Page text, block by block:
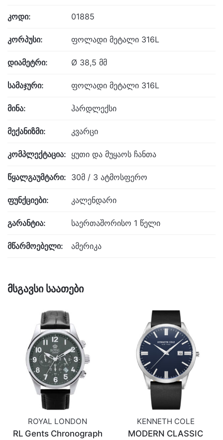
კოდი: 01885
კორპუსი: ფოლადი მეტალი 316L
დიამეტრი: Ø 38,5 მმ
სამაჯური: ფოლადი მეტალი 316L
მინა: ჰარდლექსი
მექანიზმი: კვარცი
კომპლექტაცია: ყუთი და მუყაოს ჩანთა
წყალგაუმტარი: 30მ / 3 ატმოსფერო
ფუნქციები: კალენდარი
გარანტია: საერთაშორისო 1 წელი
მწარმოებელი: ამერიკა
მსგავსი საათები
ROYAL LONDON
RL Gents Chronograph
KENNETH COLE
MODERN CLASSIC